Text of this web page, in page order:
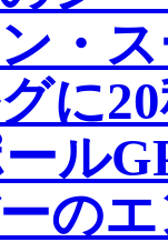
・
に
ル
の